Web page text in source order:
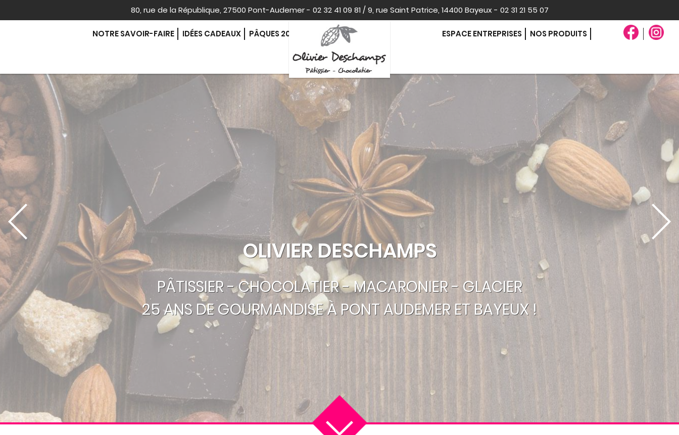
80, rue de la République, 27500 Pont-Audemer - 02 32 41 09 81 / 9, rue Saint Patrice, 14400 Bayeux - 02 31 21 55 07
NOTRE SAVOIR-FAIRE IDÉES CADEAUX PÂQUES 2026 ESPACE ENTREPRISES NOS PRODUITS
CONTACT
OLIVIER DESCHAMPS
PÂTISSIER - CHOCOLATIER - MACARONIER - GLACIER
25 ANS DE GOURMANDISE À PONT AUDEMER ET BAYEUX !